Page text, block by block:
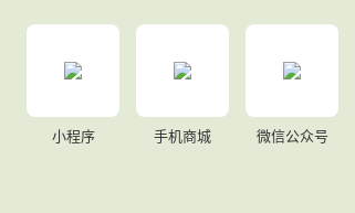
小程序 手机商城 微信公众号